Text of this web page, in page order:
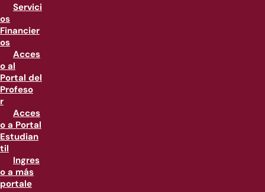
Servici
os
Financier
os
Acces
o al
Portal del
Profeso
r
Acces
o a Portal
Estudian
til
Ingres
o a más
portale